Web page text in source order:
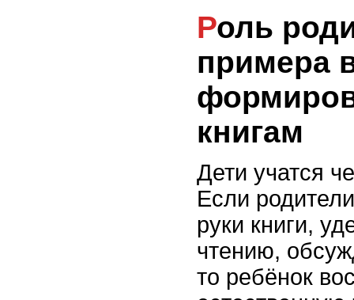
Роль родительского
примера
книгам
Дети учатся
Если
руки книги,
чтению,
то ребёнок